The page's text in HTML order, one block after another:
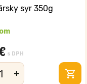
syr 350g
€ s DPH
+